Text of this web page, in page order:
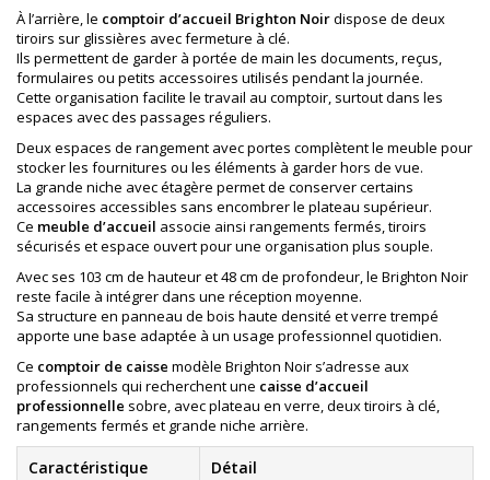
À l’arrière, le comptoir d’accueil Brighton Noirdispose de deux
tiroirs sur glissières avec fermeture à clé.
Ils permettent de garder à portée de main les documents, reçus,
formulaires ou petits accessoires utilisés pendant la journée.
Cette organisation facilite le travail au comptoir, surtout dans les
espaces avec des passages réguliers.
Deux espaces de rangement avec portes complètent le meuble pour
stocker les fournitures ou les éléments à garder hors de vue.
La grande niche avec étagère permet de conserver certains
accessoires accessibles sans encombrer le plateau supérieur.
Ce meuble d’accueil associe ainsi rangements fermés, tiroirs
sécurisés et espace ouvert pour une organisation plus souple.
Avec ses 103 cm de hauteur et 48 cm de profondeur, le Brighton Noir
reste facile à intégrer dans une réception moyenne.
Sa structure en panneau de bois haute densité et verre trempé
apporte une base adaptée à un usage professionnel quotidien.
Ce comptoir de caisse modèle Brighton Noir s’adresse aux
professionnels qui recherchent une caisse d’accueil
professionnelle sobre, avec plateau en verre, deux tiroirs à clé,
rangements fermés et grande niche arrière.
Caractéristique Détail